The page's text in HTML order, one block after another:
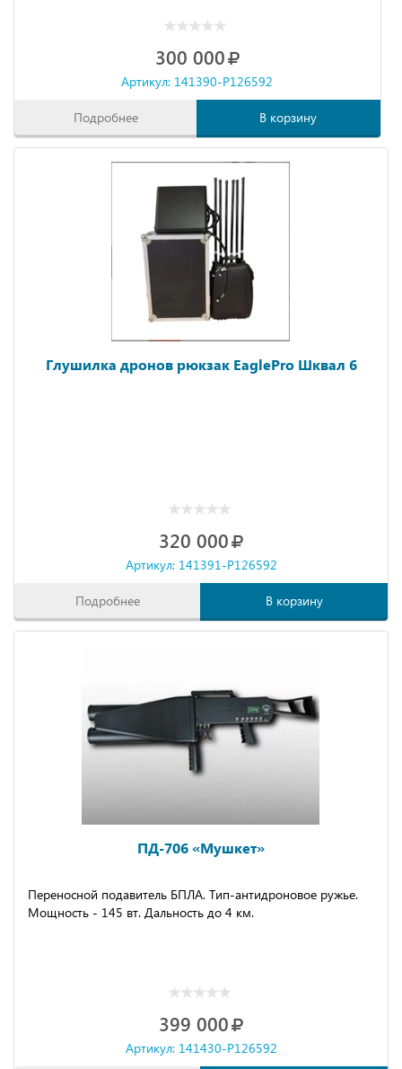
300 000
Артикул: 141390-P126592
Подробнее В корзину
Глушилка дронов рюкзак EaglePro Шквал 6
320 000
Артикул: 141391-P126592
Подробнее В корзину
ПД-706 «Мушкет»
Переносной подавитель БПЛА. Тип-антидроновое ружье.
Мощность - 145 вт. Дальность до 4 км.
399 000
Артикул: 141430-P126592